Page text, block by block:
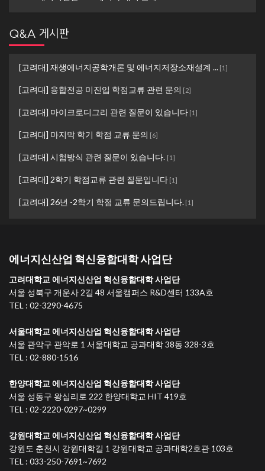
Q&A 게시판
[고려대] 재생에너지공학개론 및 에너지저장소재설계 ... [1]
[고려대] 융합전공 미진입 학점교류 관련 문의 [2]
[고려대] 마이크로디그리 관련 질문이 있습니다 [1]
[고려대] 마지막 학기 학점 교류 문의 [6]
[고려대] 시험방식 관련 질문이 있습니다. [1]
[고려대] 2학기 학점교류 관련 질문입니다 [1]
[고려대] 26년 -2학기 학점 교류 문의드립니다. [1]
에너지신산업 혁신융합대학 사업단
고려대학교 에너지신산업 혁신융합대학 사업단
서울 성북구 개운사 2길 48 서울캠퍼스 R&D센터 133A호
TEL : 02-3290-4675
서울대학교 에너지신산업 혁신융합대학 사업단
서울 관악구 관악로 1 서울대학교 공과대학 38동 328-3호
TEL : 02-880-1516
한양대학교 에너지신산업 혁신융합대학 사업단
서울 성동구 왕십리로 222 한양대학교 HIT 419호
TEL : 02-2220-0297~0299
강원대학교 에너지신산업 혁신융합대학 사업단
강원도 춘천시 강원대학길 1 강원대학교 공과대학2호관 103호
TEL : 033-250-7691~7692